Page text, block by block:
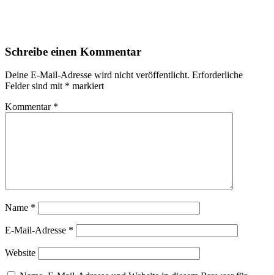
Schreibe einen Kommentar
Deine E-Mail-Adresse wird nicht veröffentlicht. Erforderliche
Felder sind mit * markiert
Kommentar *
Name *
E-Mail-Adresse *
Website